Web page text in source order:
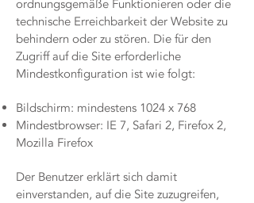
ordnungsgemäße Funktionieren oder die
technische Erreichbarkeit der Website zu
behindern oder zu stören. Die für den
Zugriff auf die Site erforderliche
Mindestkonfiguration ist wie folgt:
Bildschirm: mindestens 1024 x 768
Mindestbrowser: IE 7, Safari 2, Firefox 2,
Mozilla Firefox
Der Benutzer erklärt sich damit
einverstanden, auf die Site zuzugreifen,